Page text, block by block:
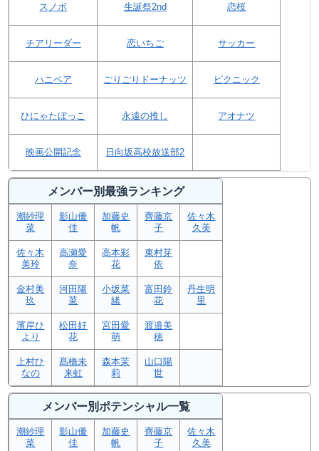
スノボ 生誕祭2nd 恋桜
チアリーダー 恋いちご サッカー
ハニベア ごりごりドーナッツ ピクニック
ひにゃたぼっこ 永遠の推し アオナツ
映画公開記念 日向坂高校放送部2
メンバー別最強ランキング
潮紗理
菜
影山優
佳
加藤史
帆
齊藤京
子
佐々木
久美
佐々木
美玲
高瀬愛
奈
高本彩
花
東村芽
依
金村美
玖
河田陽
菜
小坂菜
緒
富田鈴
花
丹生明
里
濱岸ひ
より
松田好
花
宮田愛
萌
渡邉美
穂
上村ひ
なの
髙橋未
来虹
森本茉
莉
山口陽
世
メンバー別ポテンシャル一覧
潮紗理
菜
影山優
佳
加藤史
帆
齊藤京
子
佐々木
久美